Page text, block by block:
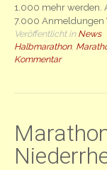
1.000 mehr werden.
7.000 Anmeldungen
Veröffentlicht in News
Halbmarathon,
Kommentar